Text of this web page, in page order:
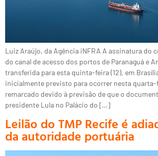
Luiz Araújo, da Agência iNFRA A assinatura do
do canal de acesso dos portos de Paranaguá e
transferida para esta quinta-feira (12), em
inicialmente previsto para ocorrer nesta quarta-
remarcado devido à previsão de que o
presidente Lula no Palácio do […]
Leilão do TMP Recife é
da autoridade portuária